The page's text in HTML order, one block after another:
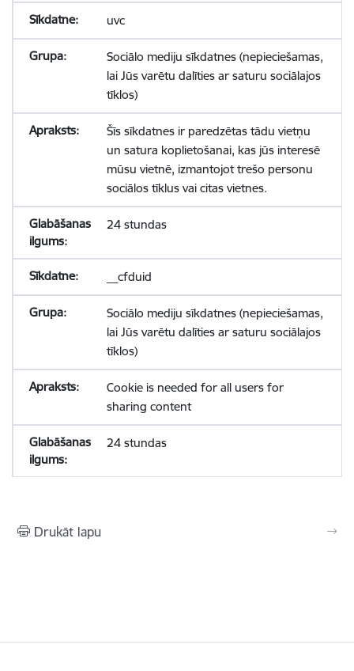
uvc
Sociālo mediju sīkdatnes (nepieciešamas,
lai Jūs varētu dalīties ar saturu sociālajos
tīklos)
Šīs sīkdatnes ir paredzētas tādu vietņu
un satura koplietošanai, kas jūs interesē
mūsu vietnē, izmantojot trešo personu
sociālos tīklus vai citas vietnes.
24 stundas
__cfduid
Sociālo mediju sīkdatnes (nepieciešamas,
lai Jūs varētu dalīties ar saturu sociālajos
tīklos)
Cookie is needed for all users for
sharing content
24 stundas
Drukāt lapu